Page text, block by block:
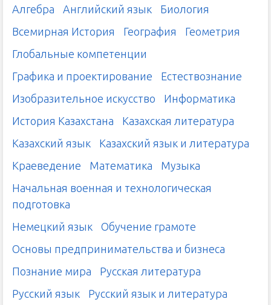
Алгебра
Английский язык
Биология
Всемирная История
География
Геометрия
Глобальные компетенции
Графика и проектирование
Естествознание
Изобразительное искусство
Информатика
История Казахстана
Казахская литература
Казахский язык
Казахский язык и литература
Краеведение
Математика
Музыка
Начальная военная и технологическая
подготовка
Немецкий язык
Обучение грамоте
Основы предпринимательства и бизнеса
Познание мира
Русская литература
Русский язык
Русский язык и литература